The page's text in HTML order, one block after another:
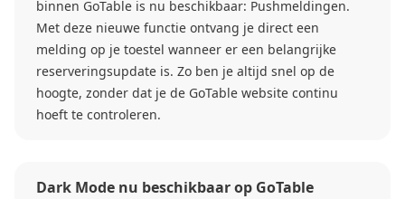
binnen GoTable is nu beschikbaar: Pushmeldingen.
Met deze nieuwe functie ontvang je direct een
melding op je toestel wanneer er een belangrijke
reserveringsupdate is. Zo ben je altijd snel op de
hoogte, zonder dat je de GoTable website continu
hoeft te controleren.
Dark Mode nu beschikbaar op GoTable